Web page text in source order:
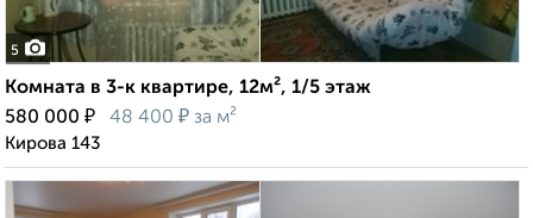
5
Комната в 3-к квартире, 12м², 1/5 этаж
580 000 ₽ 48 400 ₽ за м²
Кирова 143